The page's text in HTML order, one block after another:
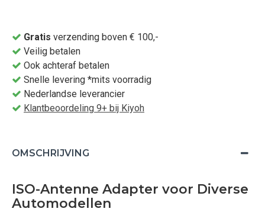
Gratis verzending boven € 100,-
Veilig betalen
Ook achteraf betalen
Snelle levering *mits voorradig
Nederlandse leverancier
Klantbeoordeling 9+ bij Kiyoh
OMSCHRIJVING
ISO-Antenne Adapter voor Diverse
Automodellen